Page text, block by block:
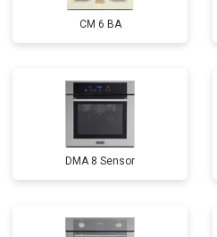
CM 6 BA
DMA 8 Sensor